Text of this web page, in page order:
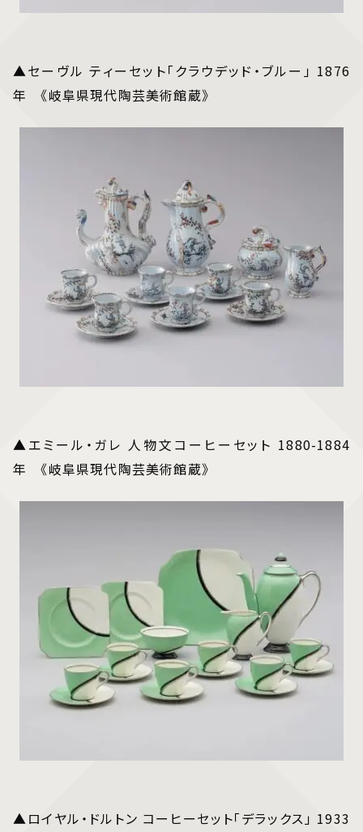
▲セーヴル ティーセット「クラウデッド・ブルー」 1876
年 《岐阜県現代陶芸美術館蔵》
▲エミール・ガレ 人物文コーヒーセット 1880-1884
年 《岐阜県現代陶芸美術館蔵》
▲ロイヤル・ドルトン コーヒーセット「デラックス」 1933